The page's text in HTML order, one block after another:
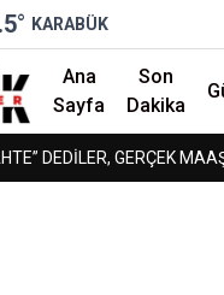
° KARABÜK
Ana
Sayfa
Son
Dakika
DEDİLER, GERÇEK